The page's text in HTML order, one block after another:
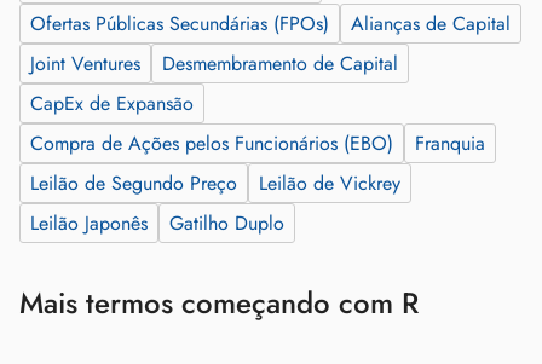
Ofertas Públicas Secundárias (FPOs)
Alianças de Capital
Joint Ventures
Desmembramento de Capital
CapEx de Expansão
Compra de Ações pelos Funcionários (EBO)
Franquia
Leilão de Segundo Preço
Leilão de Vickrey
Leilão Japonês
Gatilho Duplo
Mais termos começando com R